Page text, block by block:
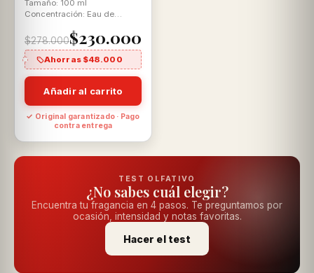
Tamaño: 100 ml
Concentración: Eau de
$278.000$230.000
Ahorras $48.000
Añadir al carrito
✓ Original garantizado · Pago
contra entrega
TEST OLFATIVO
¿No sabes cuál elegir?
Encuentra tu fragancia en 4 pasos. Te preguntamos por
ocasión, intensidad y notas favoritas.
Hacer el test